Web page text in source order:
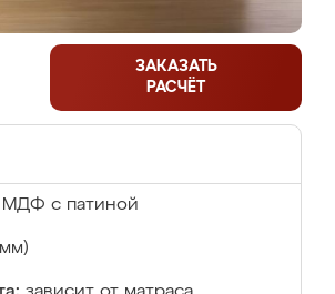
ЗАКАЗАТЬ
РАСЧЁТ
с патиной